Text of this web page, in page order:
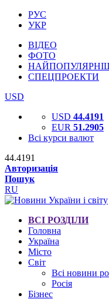
РУС
УКР
ВІДЕО
ФОТО
СПЕЦПРОЕКТИ
USD
USD 44.4191
EUR 51.2905
Всі курси валют
44.4191
Авторизація
Пошук
RU
ВСІ РОЗДІЛИ
Головна
Україна
Місто
Світ
Всі новини
Росія
Бізнес